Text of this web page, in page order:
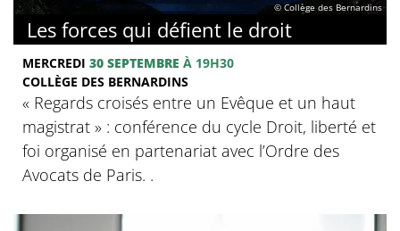
© Collège des Bernardins
Les forces qui défient le droit
MERCREDI 30 SEPTEMBRE À 19H30
COLLÈGE DES BERNARDINS
« Regards croisés entre un Evêque et un haut
magistrat » : conférence du cycle Droit, liberté et
foi organisé en partenariat avec l’Ordre des
Avocats de Paris. .